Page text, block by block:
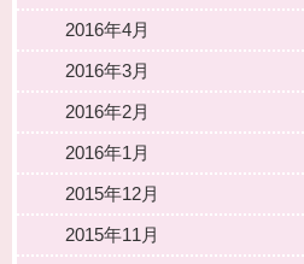
2016年4月
2016年3月
2016年2月
2016年1月
2015年12月
2015年11月